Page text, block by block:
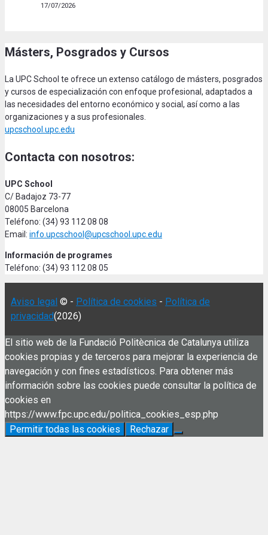
17/07/2026
Másters, Posgrados y Cursos
La UPC School te ofrece un extenso catálogo de másters, posgrados
y cursos de especialización con enfoque profesional, adaptados a
las necesidades del entorno económico y social, así como a las
organizaciones y a sus profesionales.
upcschool.upc.edu
Contacta con nosotros:
UPC School
C/ Badajoz 73-77
08005 Barcelona
Teléfono: (34) 93 112 08 08
Email: info.upcschool@upcschool.upc.edu
Información de programes
Teléfono: (34) 93 112 08 05
Aviso legal © - Política de cookies - Política de
privacidad(2026)
El sitio web de la Fundació Politècnica de Catalunya utiliza
cookies propias y de terceros para mejorar la experiencia de
navegación y con fines estadísticos. Para obtener más
información sobre las cookies puede consultar la política de
cookies en
https://www.fpc.upc.edu/politica_cookies_esp.php
Permitir todas las cookies
Rechazar